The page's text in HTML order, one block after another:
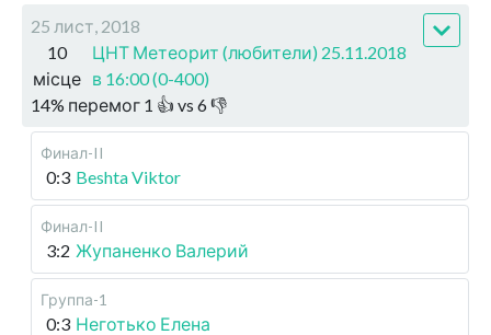
25 лист, 2018
10
місце
ЦНТ Метеорит (любители) 25.11.2018
в 16:00 (0-400)
14% перемог 1 👍 vs 6👎
Финал-II
0:3 Beshta Viktor
Финал-II
3:2 Жупаненко Валерий
Группа-1
0:3 Неготько Елена